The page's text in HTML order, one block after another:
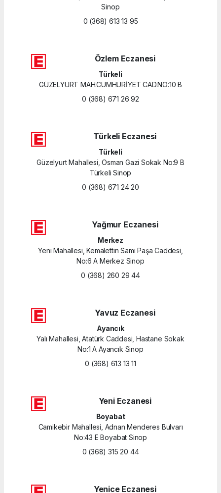
Sinop
0 (368) 613 13 95
Özlem Eczanesi
Türkeli
GÜZELYURT MAH.CUMHURİYET CAD.NO:10 B
0 (368) 671 26 92
Türkeli Eczanesi
Türkeli
Güzelyurt Mahallesi, Osman Gazi Sokak No:9 B
Türkeli Sinop
0 (368) 671 24 20
Yağmur Eczanesi
Merkez
Yeni Mahallesi, Kemalettin Sami Paşa Caddesi,
No:6 A Merkez Sinop
0 (368) 260 29 44
Yavuz Eczanesi
Ayancık
Yalı Mahallesi, Atatürk Caddesi, Hastane Sokak
No:1 A Ayancık Sinop
0 (368) 613 13 11
Yeni Eczanesi
Boyabat
Camikebir Mahallesi, Adnan Menderes Bulvarı
No:43 E Boyabat Sinop
0 (368) 315 20 44
Yenice Eczanesi